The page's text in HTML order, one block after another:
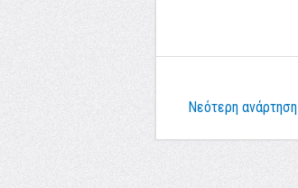
Νεότερη ανάρτηση